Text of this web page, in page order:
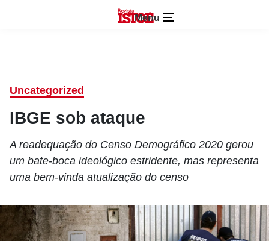
Menu
Uncategorized
IBGE sob ataque
A readequação do Censo Demográfico 2020 gerou
um bate-boca ideológico estridente, mas representa
uma bem-vinda atualização do censo